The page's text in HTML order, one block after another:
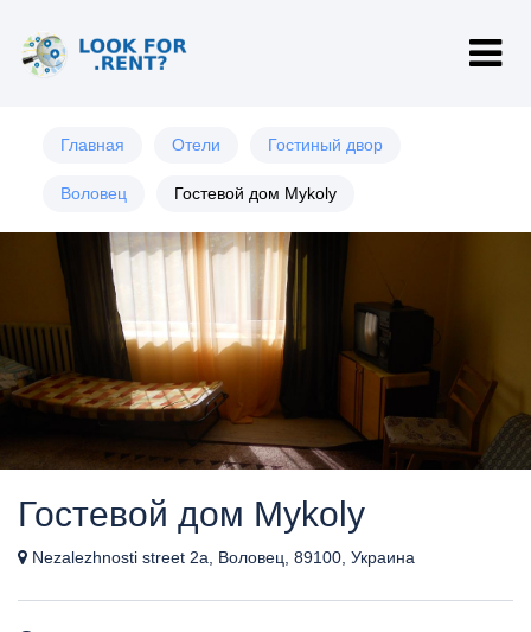
Главная Отели Гостиный двор
Воловец Гостевой дом Mykoly
Гостевой дом Mykoly
Nezalezhnosti street 2a, Воловец, 89100, Украина